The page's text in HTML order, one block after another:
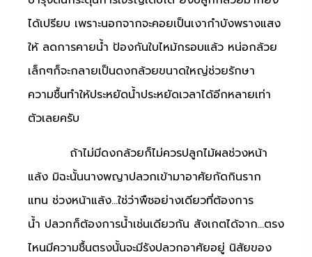
ได้เปรียบ เพราะนอกจากจะคอยเป็นเงากำบังพรางแสง
ให้ ลดการคายน้ำ ป้องกันใบไหม้กรอบแล้ว หน่อกล้วย
เล็กๆก็จะกลายเป็นดงกล้วยขนาดใหญ่ช่วยรักษา
ความชื้นทำให้ประหยัดน้ำประหยัดเวลาได้อีกหลายเท่า
ตัวเลยครับ
ถ้าไม่มีดงกล้วยก็ไม่ควรปลูกไม้ผลช่วงหน้า
แล้ง มิฉะนั้นนางพญาปลวกเข้ามาอาศัยกัดกินราก
แทน ช่วงหน้าแล้ง…ใช่ว่าพืชอย่างเดียวที่ต้องการ
น้ำ ปลวกก็ต้องการน้ำเช่นเดียวกัน สังเกตได้จาก…ตรง
ไหนมีความชื้นตรงนั้นจะมีรังปลวกอาศัยอยู่ นิสัยของ